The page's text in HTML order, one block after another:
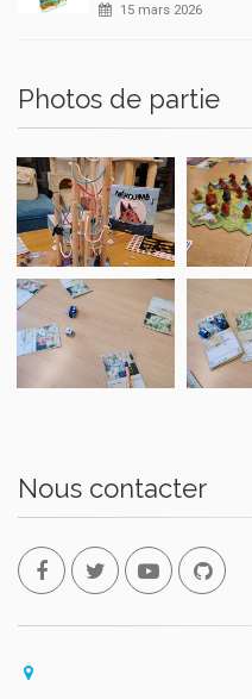
15 mars 2026
Photos de partie
Nous contacter